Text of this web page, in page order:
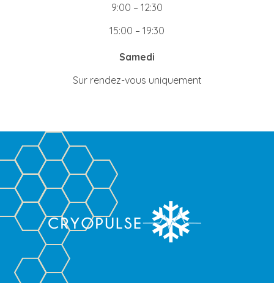
9:00 – 12:30
15:00 – 19:30
Samedi
Sur rendez-vous uniquement